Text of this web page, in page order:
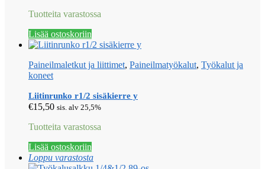
Tuotteita varastossa
Lisää ostoskoriin
Paineilmaletkut ja liittimet, Paineilmatyökalut, Työkalut ja
koneet
Liitinrunko r1/2 sisäkierre y
€15,50 sis. alv 25,5%
Tuotteita varastossa
Lisää ostoskoriin
Loppu varastosta